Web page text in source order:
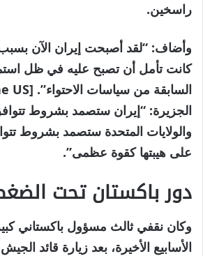
راسخين.
وأضاف: “لقد أصبحت إيران الآن
كانت تأمل أن تصبح عليه في ظل
الجزيرة: “إيران ستصمد بشروط
والولايات المتحدة ستصمد بشروط
على هيبتها كقوة عظمى”.
دور باكستان تحت
وكان نقفي ثالث مسؤول باكستاني
الأسابيع الأخيرة، بعد زيارة قائد